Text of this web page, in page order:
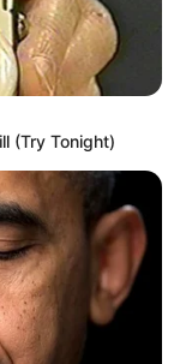
(Try Tonight)